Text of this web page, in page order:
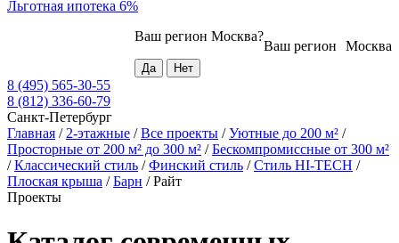
Льготная ипотека 6%
Москва
Ваш регион
Ваш регион Москва?
8 (495) 565-30-55
8 (812) 336-60-79
Санкт-Петербург
Главная / 2-этажные /Все проекты /Уютные до 200 м² /
Просторные от 200 м² до 300 м² /Бескомпромиссные от 300 м²
/Классический стиль /Финский стиль /Стиль HI-TECH /
Плоская крыша /Барн /Райт
Проекты